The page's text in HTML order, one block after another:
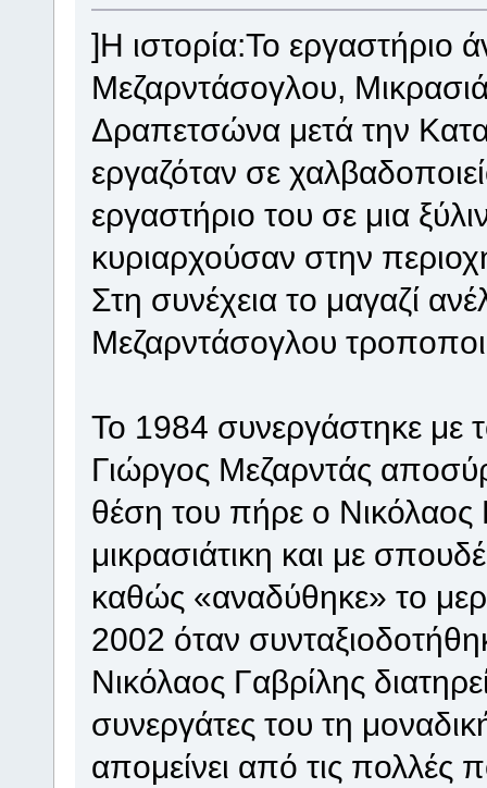
]Η ιστορία:Το εργαστήριο
Μεζαρντάσογλου,
Δραπετσώνα μετά την
εργαζόταν σε
εργαστήριο του σε μια
κυριαρχούσαν στην
Στη συνέχεια το μαγαζί
Μεζαρντάσογλου
Το 1984 συνεργάστηκε με
Γιώργος Μεζαρντάς
θέση του πήρε ο Νικόλαος
μικρασιάτικη και με
καθώς «αναδύθηκε» το
2002 όταν
Νικόλαος Γαβρίλης
συνεργάτες του τη
απομείνει από τις πολλές